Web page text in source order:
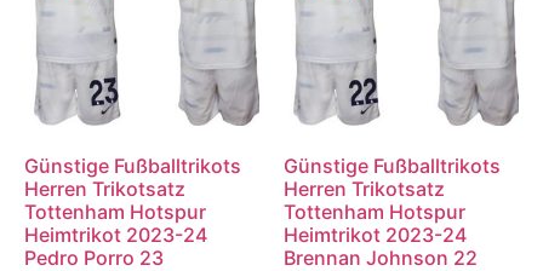
Günstige Fußballtrikots
Herren Trikotsatz
Tottenham Hotspur
Heimtrikot 2023-24
Pedro Porro 23
Günstige Fußballtrikots
Herren Trikotsatz
Tottenham Hotspur
Heimtrikot 2023-24
Brennan Johnson 22